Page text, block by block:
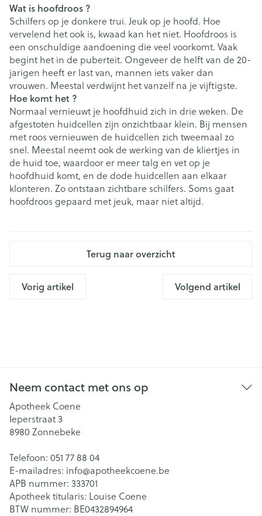
Wat is hoofdroos ?
Schilfers op je donkere trui. Jeuk op je hoofd. Hoe
vervelend het ook is, kwaad kan het niet. Hoofdroos is
een onschuldige aandoening die veel voorkomt. Vaak
begint het in de puberteit. Ongeveer de helft van de 20-
jarigen heeft er last van, mannen iets vaker dan
vrouwen. Meestal verdwijnt het vanzelf na je vijftigste.
Hoe komt het ?
Normaal vernieuwt je hoofdhuid zich in drie weken. De
afgestoten huidcellen zijn onzichtbaar klein. Bij mensen
met roos vernieuwen de huidcellen zich tweemaal zo
snel. Meestal neemt ook de werking van de kliertjes in
de huid toe, waardoor er meer talg en vet op je
hoofdhuid komt, en de dode huidcellen aan elkaar
klonteren. Zo ontstaan zichtbare schilfers. Soms gaat
hoofdroos gepaard met jeuk, maar niet altijd.
Terug naar overzicht
Vorig artikel Volgend artikel
Neem contact met ons op
Apotheek Coene
Ieperstraat 3
8980 Zonnebeke
Telefoon: 051 77 88 04
E-mailadres: info@apotheekcoene.be
APB nummer: 333701
Apotheek titularis: Louise Coene
BTW nummer: BE0432894964